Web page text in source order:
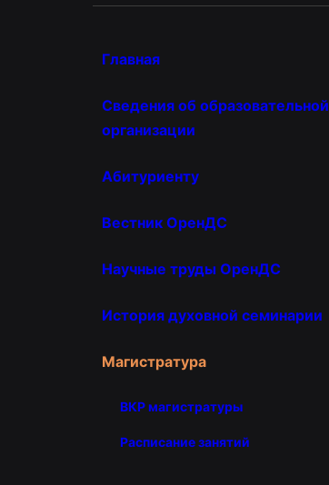
Главная
Сведения об образовательной
организации
Абитуриенту
Вестник ОренДС
Научные труды ОренДС
История духовной семинарии
Магистратура
ВКР магистратуры
Расписание занятий